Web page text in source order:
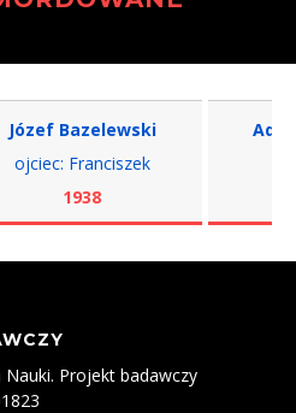
Bazelewski
ojciec: Franciszek
1938
Adam
Projekt badawczy